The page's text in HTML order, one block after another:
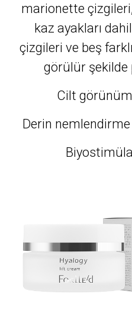
marionette
kaz ayakları
çizgileri ve beş
görülür
Cilt
Derin